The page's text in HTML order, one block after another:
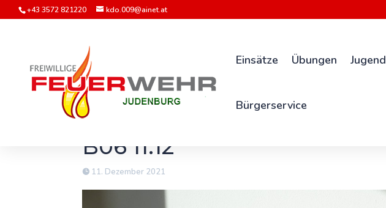
+43 3572 821220 kdo.009@ainet.at
Einsätze Übungen Jugend
Bürgerservice
B06 11.12
11. Dezember 2021